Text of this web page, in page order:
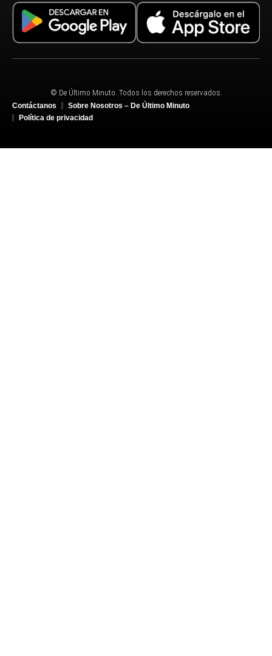
© De Último Minuto. Todos los derechos reservados.
Contáctanos
Sobre Nosotros – De Último Minuto
Política de privacidad